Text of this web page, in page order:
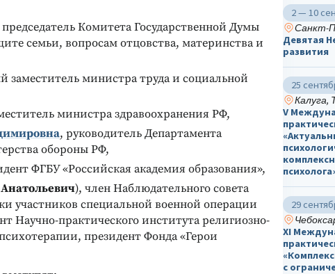
председатель Комитета Государственной Думы
семьи, вопросам отцовства, материнства и
заместитель министра труда и социальной
министра здравоохранения РФ,
, руководитель Департамента
обороны РФ,
ФГБУ «Российская академия образования»,
), член Наблюдательного совета
участников специальной военной операции
Научно-практического института религиозно-
президент Фонда «Герои
2 — 10
Санкт-
Девятая
развития
25
Калуга,
V
29
ХΙ
с